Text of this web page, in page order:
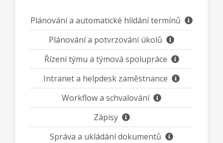
Plánování a automatické hlídání termínů
Plánování a potvrzování úkolů
Řízení týmu a týmová spolupráce
Intranet a helpdesk zaměstnance
Workflow a schvalování
Zápisy
Správa a ukládání dokumentů